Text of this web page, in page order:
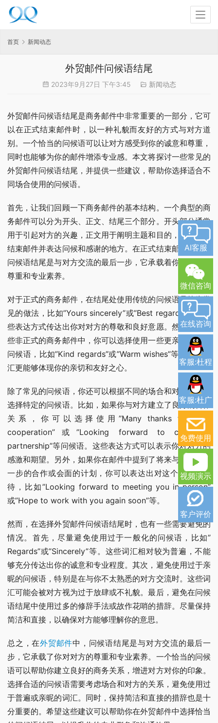
首页 新闻动态
外贸邮件问候语结尾
2023年9月27日 下午3:45 新闻动态
外贸邮件问候语结尾是商务邮件中非常重要的一部分，它可
以在正式结束邮件时，以一种礼貌而友好的方式与对方道
别。一个恰当的问候语可以让对方感受到你的诚意和尊重，
同时也能够为你的邮件增添专业感。本文将探讨一些常见的
外贸邮件问候语结尾，并提供一些建议，帮助你选择适合不
同场合使用的问候语。
首先，让我们回顾一下商务邮件的基本结构。一个典型的商
务邮件可以分为开头、正文、结尾三个部分。开头部分通常
用于引起对方的兴趣，正文用于阐明主题和目的，结尾则是
结束邮件并表达问候和感谢的地方。在正式结束邮件之前，
问候语结尾是与对方交流的最后一步，它承载着你对对方的
尊重和专业素养。
对于正式的商务邮件，在结尾处使用传统的问候语是较为常
见的做法，比如”Yours sincerely”或”Best regards”等。这
些表达方式传达出你对对方的尊敬和良好意愿。然而，在一
些非正式的商务邮件中，你可以选择使用一些更亲切友好的
问候语，比如”Kind regards”或”Warm wishes”等。这些词
汇更能够体现你的亲切和友好之心。
除了常见的问候语，你还可以根据不同的场合和对方的关系
选择特定的问候语。比如，如果你与对方建立了良好的合作
关系，你可以选择使用”Many thanks for your
cooperation”或”Looking forward to continued
partnership”等问候语。这些表达方式可以表示你对对方的
感激和期望。另外，如果你在邮件中提到了将来与对方有进
一步的合作或会面的计划，你可以表达出对这个计划的期
待，比如”Looking forward to meeting you in person”
或”Hope to work with you again soon”等。
然而，在选择外贸邮件问候语结尾时，也有一些需要避免的
情况。首先，尽量避免使用过于一般化的问候语，比如”
Regards”或”Sincerely”等。这些词汇相对较为普遍，不能
够充分传达出你的诚意和专业程度。其次，避免使用过于亲
昵的问候语，特别是在与你不太熟悉的对方交流时。这些词
汇可能会被对方视为过于放肆或不礼貌。最后，避免在问候
语结尾中使用过多的修辞手法或故作花哨的措辞。尽量保持
简洁和直接，以确保对方能够理解你的意思。
总之，在外贸邮件中，问候语结尾是与对方交流的最后一
步，它承载了你对对方的尊重和专业素养。一个恰当的问候
语可以帮助你建立良好的商务关系，增进对方对你的印象。
选择合适的问候语需要考虑场合和对方的关系，避免使用过
于普遍或亲昵的词汇。同时，保持简洁和直接的措辞也是十
分重要的。希望这些建议可以帮助你在外贸邮件中选择恰当
AI客服
微信咨询
在线咨询
客服:杜程
客服:杜广
免费使用
视频演示
客户评价